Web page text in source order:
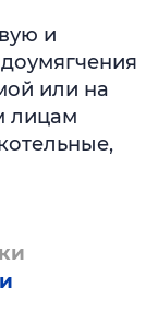
и
или на
лицам